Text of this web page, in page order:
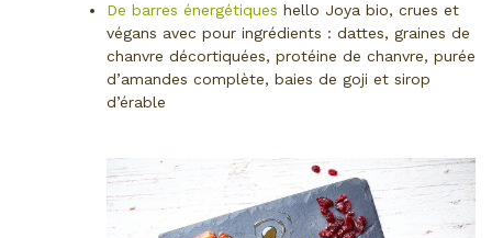
De barres énergétiques hello Joya bio, crues et
végans avec pour ingrédients : dattes, graines de
chanvre décortiquées, protéine de chanvre, purée
d’amandes complète, baies de goji et sirop
d’érable